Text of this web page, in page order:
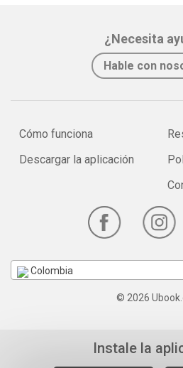
¿Necesita
Hable con
Cómo funciona
Descargar la aplicación
Colombia
© 2026
Instale la